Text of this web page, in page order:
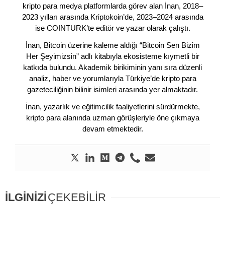
kripto para medya platformlarda görev alan İnan, 2018–
2023 yılları arasında Kriptokoin’de, 2023–2024 arasında
ise COINTURK’te editör ve yazar olarak çalıştı.
İnan, Bitcoin üzerine kaleme aldığı “Bitcoin Sen Bizim
Her Şeyimizsin” adlı kitabıyla ekosisteme kıymetli bir
katkıda bulundu. Akademik birikiminin yanı sıra düzenli
analiz, haber ve yorumlarıyla Türkiye’de kripto para
gazeteciliğinin bilinir isimleri arasında yer almaktadır.
İnan, yazarlık ve eğitimcilik faaliyetlerini sürdürmekte,
kripto para alanında uzman görüşleriyle öne çıkmaya
devam etmektedir.
İLGİNİZİÇEKEBİLİR